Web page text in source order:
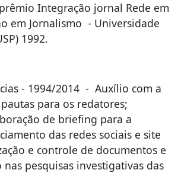
Integração jornal Rede em
em Jornalismo - Universidade
1992.
- 1994/2014 - Auxílio com a
para os redatores;
de briefing para a
das redes sociais e site
e controle de documentos e
pesquisas investigativas das